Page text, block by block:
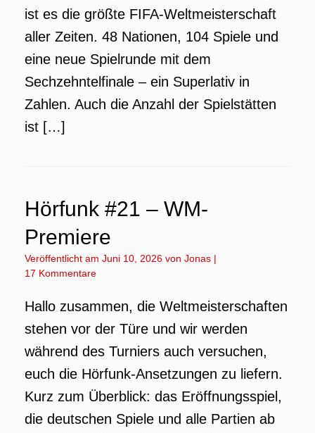
ist es die größte FIFA-Weltmeisterschaft
aller Zeiten. 48 Nationen, 104 Spiele und
eine neue Spielrunde mit dem
Sechzehntelfinale – ein Superlativ in
Zahlen. Auch die Anzahl der Spielstätten
ist […]
Hörfunk #21 – WM-
Premiere
Veröffentlicht am Juni 10, 2026 von Jonas |
17 Kommentare
Hallo zusammen, die Weltmeisterschaften
stehen vor der Türe und wir werden
während des Turniers auch versuchen,
euch die Hörfunk-Ansetzungen zu liefern.
Kurz zum Überblick: das Eröffnungsspiel,
die deutschen Spiele und alle Partien ab